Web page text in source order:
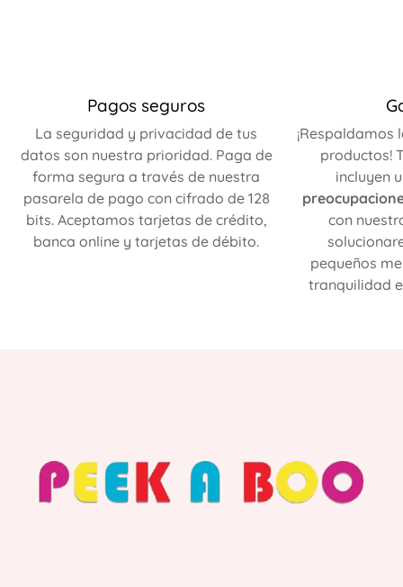
Pagos seguros
La seguridad y privacidad de tus
datos son nuestra prioridad. Paga de
forma segura a través de nuestra
pasarela de pago con cifrado de 128
bits. Aceptamos tarjetas de crédito,
banca online y tarjetas de débito.
¡Respaldamos
productos!
incluyen
con
pequeños
tranquilidad